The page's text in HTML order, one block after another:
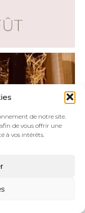
de notre site.
de vous offrir une
à vos intérêts.